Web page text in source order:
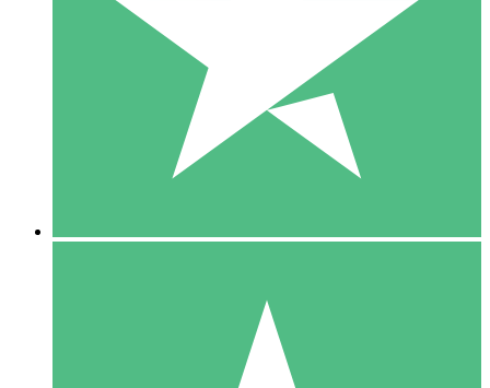
1 Téléchargement
10 00
10 Téléchargements
20 00